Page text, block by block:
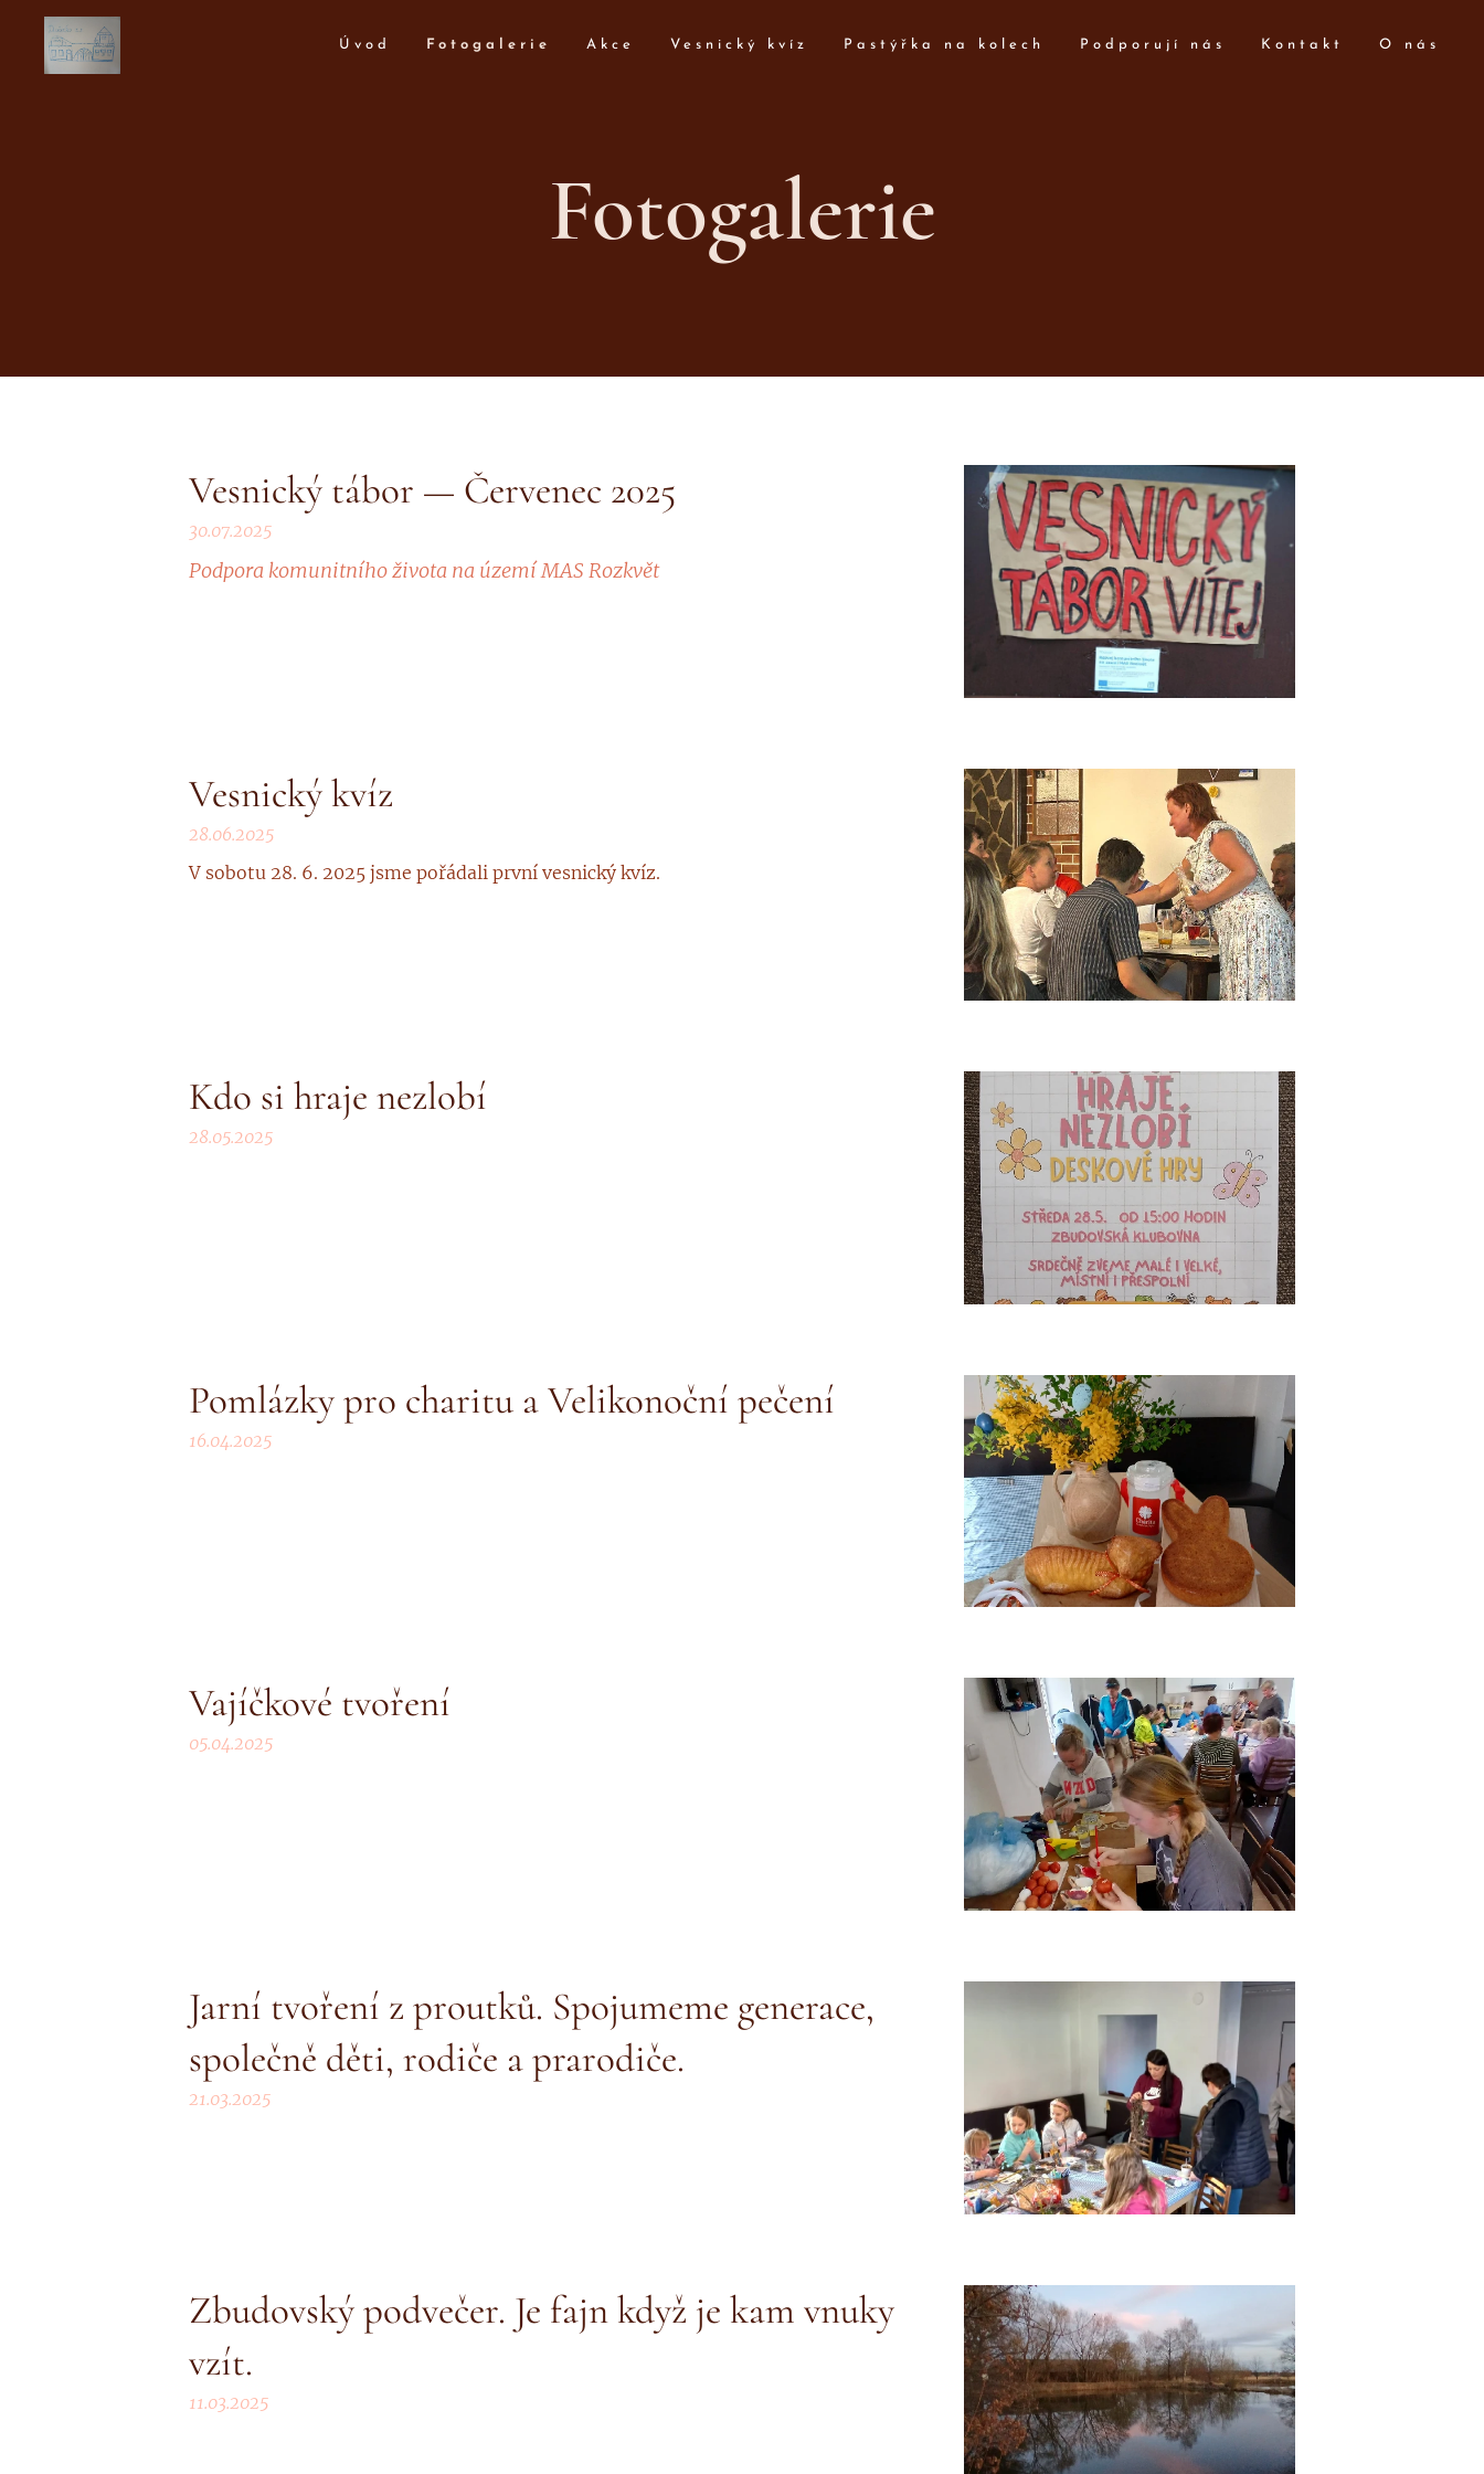
Úvod Fotogalerie Akce Vesnický kvíz Pastýřka na kolech Podporují nás Kontakt O nás
Fotogalerie
Vesnický tábor — Červenec 2025
30.07.2025
Podpora komunitního života na území MAS Rozkvět
Vesnický kvíz
28.06.2025
V sobotu 28. 6. 2025 jsme pořádali první vesnický kvíz.
Kdo si hraje nezlobí
28.05.2025
Pomlázky pro charitu a Velikonoční pečení
16.04.2025
Vajíčkové tvoření
05.04.2025
Jarní tvoření z proutků. Spojumeme generace,
společně děti, rodiče a prarodiče.
21.03.2025
Zbudovský podvečer. Je fajn když je kam vnuky
vzít.
11.03.2025